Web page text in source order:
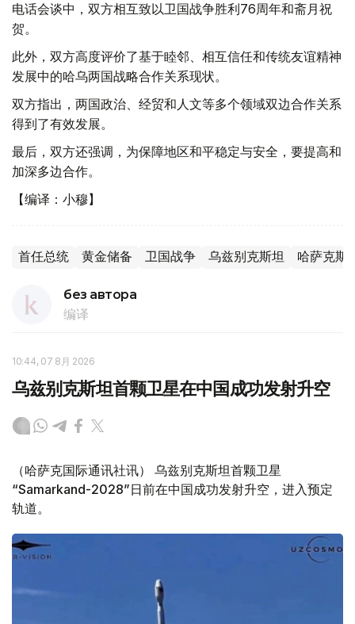
电话会谈中，双方相互致以卫国战争胜利76周年和斋月祝
贺。
此外，双方高度评价了基于睦邻、相互信任和传统友谊精神
发展中的哈乌两国战略合作关系现状。
双方指出，两国政治、经贸和人文等多个领域双边合作关系
得到了有效发展。
最后，双方还强调，为保障地区和平稳定与安全，要提高和
加深多边合作。
【编译：小穆】
首任总统 黄金储备 卫国战争 乌兹别克斯坦 哈萨克斯
без автора
编译
10:44, 07 8月 2026
乌兹别克斯坦首颗卫星在中国成功发射升空
（哈萨克国际通讯社讯） 乌兹别克斯坦首颗卫星
“Samarkand-2028”日前在中国成功发射升空，进入预定
轨道。